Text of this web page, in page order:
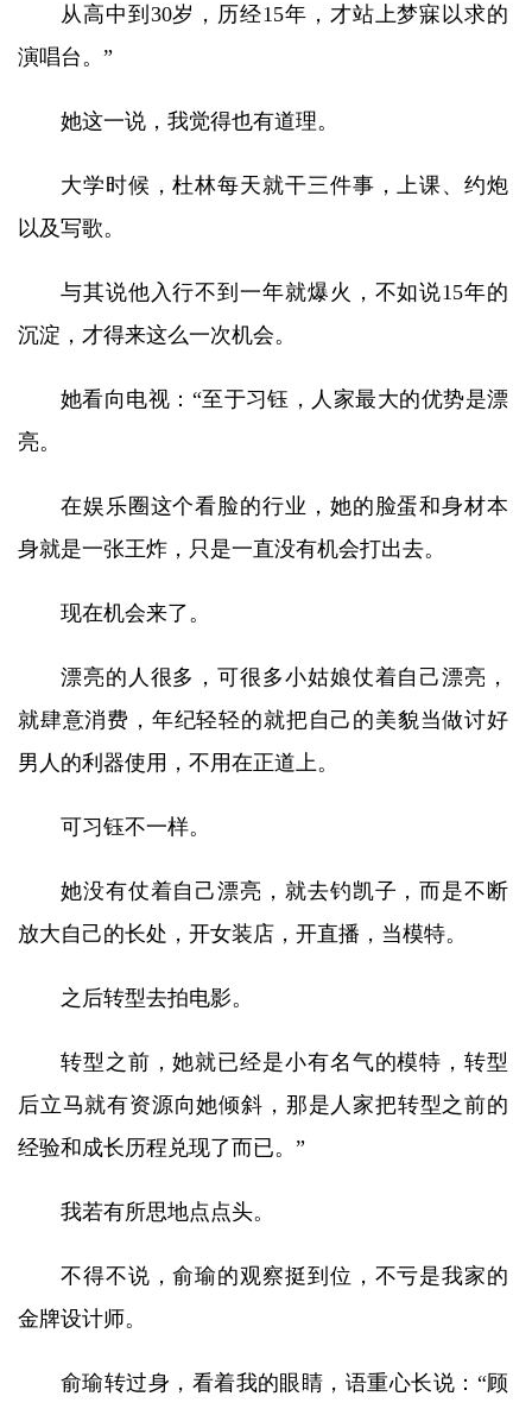
从高中到30岁，历经15年，才站上梦寐以求的
演唱台。”
她这一说，我觉得也有道理。
大学时候，杜林每天就干三件事，上课、约炮
以及写歌。
与其说他入行不到一年就爆火，不如说15年的
沉淀，才得来这么一次机会。
她看向电视：“至于习钰，人家最大的优势是漂
亮。
在娱乐圈这个看脸的行业，她的脸蛋和身材本
身就是一张王炸，只是一直没有机会打出去。
现在机会来了。
漂亮的人很多，可很多小姑娘仗着自己漂亮，
就肆意消费，年纪轻轻的就把自己的美貌当做讨好
男人的利器使用，不用在正道上。
可习钰不一样。
她没有仗着自己漂亮，就去钓凯子，而是不断
放大自己的长处，开女装店，开直播，当模特。
之后转型去拍电影。
转型之前，她就已经是小有名气的模特，转型
后立马就有资源向她倾斜，那是人家把转型之前的
经验和成长历程兑现了而已。”
我若有所思地点点头。
不得不说，俞瑜的观察挺到位，不亏是我家的
金牌设计师。
俞瑜转过身，看着我的眼睛，语重心长说：“顾